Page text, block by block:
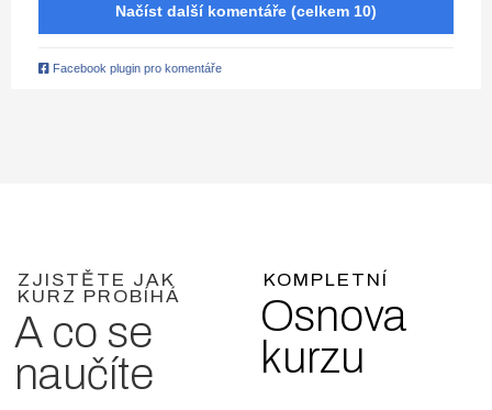
Načíst další komentáře (celkem 10)
Facebook plugin pro komentáře
ZJISTĚTE JAK
KURZ PROBÍHÁ
A co se
naučíte
KOMPLETNÍ
Osnova
kurzu